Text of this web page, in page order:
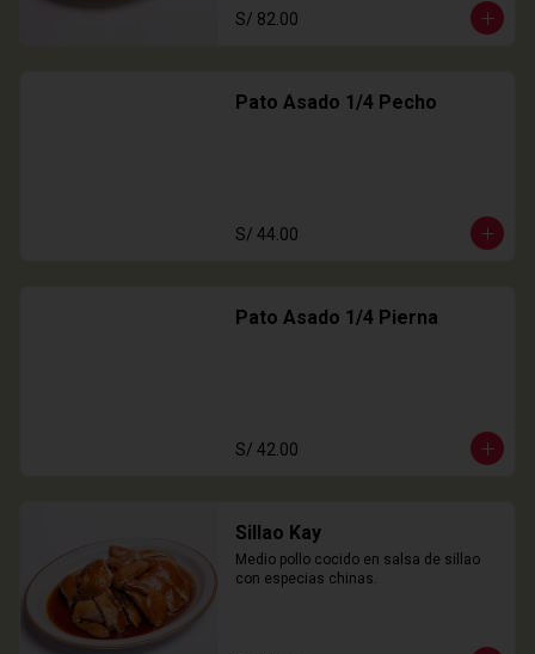
S/ 82.00
Pato Asado 1/4 Pecho
S/ 44.00
Pato Asado 1/4 Pierna
S/ 42.00
Sillao Kay
Medio pollo cocido en salsa de sillao
con especias chinas.